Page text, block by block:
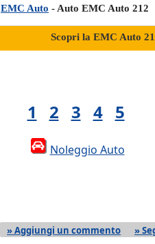
EMC Auto - Auto EMC Auto 212
Scopri la EMC Auto
1 2 3 4 5
Noleggio Auto
» Aggiungi un commento »